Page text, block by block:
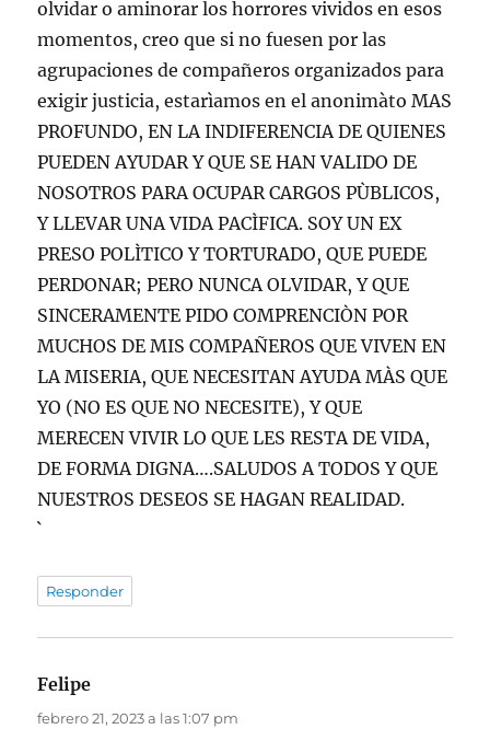
olvidar o aminorar los horrores vividos en esos
momentos, creo que si no fuesen por las
agrupaciones de compañeros organizados para
exigir justicia, estarìamos en el anonimàto MAS
PROFUNDO, EN LA INDIFERENCIA DE QUIENES
PUEDEN AYUDAR Y QUE SE HAN VALIDO DE
NOSOTROS PARA OCUPAR CARGOS PÙBLICOS,
Y LLEVAR UNA VIDA PACÌFICA. SOY UN EX
PRESO POLÌTICO Y TORTURADO, QUE PUEDE
PERDONAR; PERO NUNCA OLVIDAR, Y QUE
SINCERAMENTE PIDO COMPRENCIÒN POR
MUCHOS DE MIS COMPAÑEROS QUE VIVEN EN
LA MISERIA, QUE NECESITAN AYUDA MÀS QUE
YO (NO ES QUE NO NECESITE), Y QUE
MERECEN VIVIR LO QUE LES RESTA DE VIDA,
DE FORMA DIGNA….SALUDOS A TODOS Y QUE
NUESTROS DESEOS SE HAGAN REALIDAD.
`
Responder
Felipe
febrero 21, 2023 a las 1:07 pm